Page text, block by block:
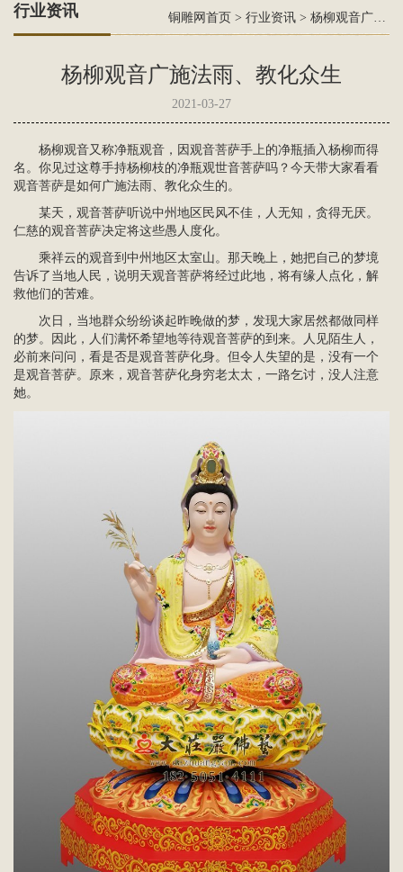
行业资讯 铜雕网首页 > 行业资讯 > 杨柳观音广施法雨、教化众生
杨柳观音广施法雨、教化众生
2021-03-27
杨柳观音又称净瓶观音，因观音菩萨手上的净瓶插入杨柳而得
名。你见过这尊手持杨柳枝的净瓶观世音菩萨吗？今天带大家看看
观音菩萨是如何广施法雨、教化众生的。
某天，观音菩萨听说中州地区民风不佳，人无知，贪得无厌。
仁慈的观音菩萨决定将这些愚人度化。
乘祥云的观音到中州地区太室山。那天晚上，她把自己的梦境
告诉了当地人民，说明天观音菩萨将经过此地，将有缘人点化，解
救他们的苦难。
次日，当地群众纷纷谈起昨晚做的梦，发现大家居然都做同样
的梦。因此，人们满怀希望地等待观音菩萨的到来。人见陌生人，
必前来问问，看是否是观音菩萨化身。但令人失望的是，没有一个
是观音菩萨。原来，观音菩萨化身穷老太太，一路乞讨，没人注意
她。